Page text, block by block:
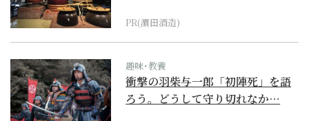
PR(濵田酒造)
趣味･教養
衝撃の羽柴与一郎「初陣死」を語
ろう。どうして守り切れなか…